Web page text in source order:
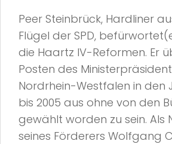
Peer Steinbrück, Hardliner
Flügel der SPD,
die Haartz IV-Reformen. Er
Posten des
Nordrhein-Westfalen in den
bis 2005 aus ohne von den
gewählt worden zu sein. Als
seines Förderers Wolfgang